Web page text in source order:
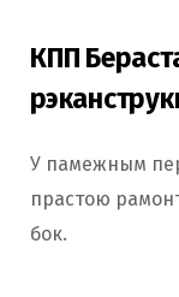
КПП
У памежным
прастою
бок.